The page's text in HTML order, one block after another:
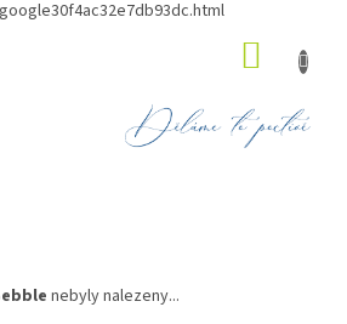
nebyly nalezeny...